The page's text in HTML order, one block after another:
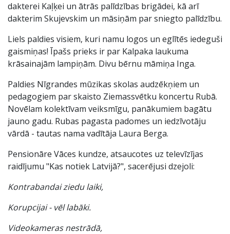
dakterei Kaļķei un ātrās palīdzības brigādei, kā arī
dakterim Skujevskim un māsiņām par sniegto palīdzību.
Liels paldies visiem, kuri namu logos un eglītēs iedeguši
gaismiņas! Īpašs prieks ir par Kalpaka laukuma
krāsainajām lampiņām. Divu bērnu māmiņa Inga.
Paldies Nīgrandes mūzikas skolas audzēkņiem un
pedagogiem par skaisto Ziemassvētku koncertu Rubā.
Novēlam kolektīvam veiksmīgu, panākumiem bagātu
jauno gadu. Rubas pagasta padomes un iedzīvotāju
vārdā - tautas nama vadītāja Laura Berga.
Pensionāre Vāces kundze, atsaucotes uz televīzījas
raidījumu "Kas notiek Latvijā?", sacerējusi dzejoli:
Kontrabandai ziedu laiki,
Korupcijai - vēl labāki.
Videokameras nestrādā,